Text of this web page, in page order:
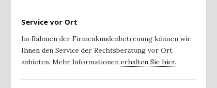
Service vor Ort
Im Rahmen der Firmenkundenbetreuung können wir
Ihnen den Service der Rechtsberatung vor Ort
anbieten. Mehr Informationen erhalten Sie hier.